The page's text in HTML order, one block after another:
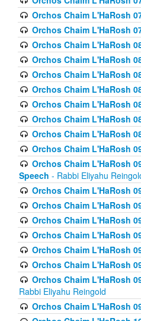
Orchos Chaim L'HaRosh
Orchos Chaim L'HaRosh
Orchos Chaim L'HaRosh
Orchos Chaim L'HaRosh
Orchos Chaim L'HaRosh
Orchos Chaim L'HaRosh
Orchos Chaim L'HaRosh
Orchos Chaim L'HaRosh
Orchos Chaim L'HaRosh
Orchos Chaim L'HaRosh
Orchos Chaim L'HaRosh
Speech - Rabbi Eliyahu
Orchos Chaim L'HaRosh
Orchos Chaim L'HaRosh
Orchos Chaim L'HaRosh
Orchos Chaim L'HaRosh
Orchos Chaim L'HaRosh
Orchos Chaim L'HaRosh
Orchos Chaim L'HaRosh
Rabbi Eliyahu Reingold
Orchos Chaim L'HaRosh